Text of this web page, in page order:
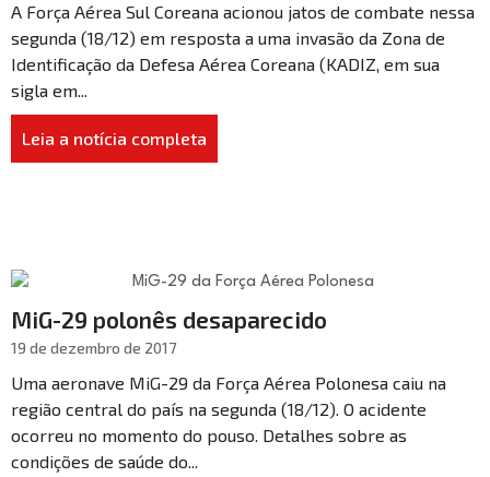
A Força Aérea Sul Coreana acionou jatos de combate nessa
segunda (18/12) em resposta a uma invasão da Zona de
Identificação da Defesa Aérea Coreana (KADIZ, em sua
sigla em...
Leia a notícia completa
MiG-29 polonês desaparecido
19 de dezembro de 2017
Uma aeronave MiG-29 da Força Aérea Polonesa caiu na
região central do país na segunda (18/12). O acidente
ocorreu no momento do pouso. Detalhes sobre as
condições de saúde do...